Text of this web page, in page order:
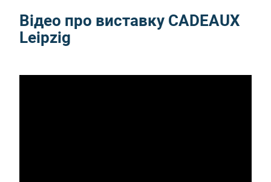
Відео про виставку CADEAUX
Leipzig